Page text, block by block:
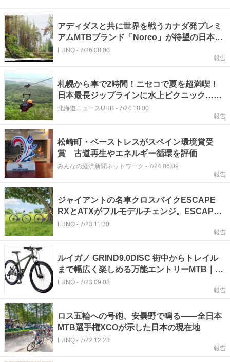
アディダスと共に世界を戦うカナダ発プレミ
アムMTBブランド「Norco」が待望の日本上
陸｜NORCO
FUNQ - 7/26 08:00
報告
札幌から車で2時間！ニセコで夏を超満喫！
日本最長ジップラインに水上ピクニック…ア
クティビティ体験が充実
北海道ニュースUHB - 7/24 18:00
報告
松崎町・ベーストレスがスペイン環境賞受
賞 古道再生やエネルギー循環を評価
みんなの経済新聞ネットワーク - 7/24 06:09
報告
ジャイアントの名車クロスバイクESCAPE
RXとATXがフルモデルチェンジ。ESCAPE
Xには新色追加｜GIANT
FUNQ - 7/23 11:30
報告
ルイガノ GRIND9.0DISC 街中からトレイル
まで幅広く楽しめる万能エントリーMTB｜
LOUIS GARNEAU
FUNQ - 7/23 09:08
報告
ロス五輪への号砲、安曇野で鳴る——全日本
MTB選手権XCOが示した日本の現在地
FUNQ - 7/22 12:28
報告